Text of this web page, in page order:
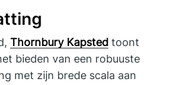
Thornbury Kapsted toont
bieden van een robuuste
met zijn brede scala aan